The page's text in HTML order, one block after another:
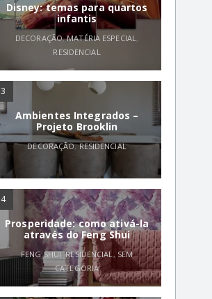
Disney: temas para quartos
infantis
DECORAÇÃO,MATÉRIA ESPECIAL,
RESIDENCIAL
3
Ambientes Integrados –
Projeto Brooklin
DECORAÇÃO,RESIDENCIAL
4
Prosperidade: como ativá-la
através do Feng Shui
FENG SHUI,RESIDENCIAL, SEM
CATEGORIA